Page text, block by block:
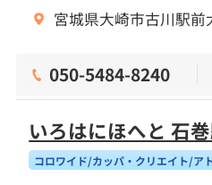
宮城県大崎市古川駅前
050-5484-8240
いろはにほへと 石
コロワイド/カッパ・クリエイト/ア